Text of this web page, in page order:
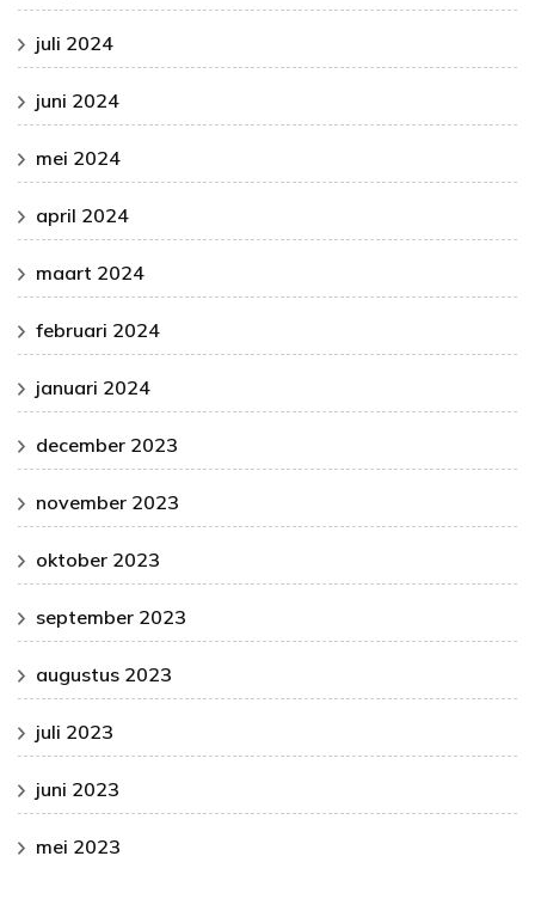
juli 2024
juni 2024
mei 2024
april 2024
maart 2024
februari 2024
januari 2024
december 2023
november 2023
oktober 2023
september 2023
augustus 2023
juli 2023
juni 2023
mei 2023